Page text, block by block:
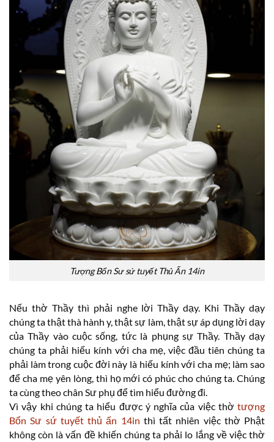
Tượng Bổn Sư sứ tuyết Thủ Ấn 14in
Nếu thờ Thầy thì phải nghe lời Thầy dạy. Khi Thầy dạy
chúng ta thật thà hành y, thật sự làm, thật sự áp dụng lời dạy
của Thầy vào cuộc sống, tức là phụng sự Thầy. Thầy dạy
chúng ta phải hiếu kính với cha mẹ, việc đầu tiên chúng ta
phải làm trong cuộc đời này là hiếu kính với cha mẹ; làm sao
để cha mẹ yên lòng, thì họ mới có phúc cho chúng ta. Chúng
ta cùng theo chân Sư phụ để tìm hiểu đường đi.
Vì vậy khi chúng ta hiểu được ý nghĩa của việc thờ tượng
Bổn Sư sứ tuyết thủ ấn 14in thì tất nhiên việc thờ Phật
không còn là vấn đề khiến chúng ta phải lo lắng về việc thờ